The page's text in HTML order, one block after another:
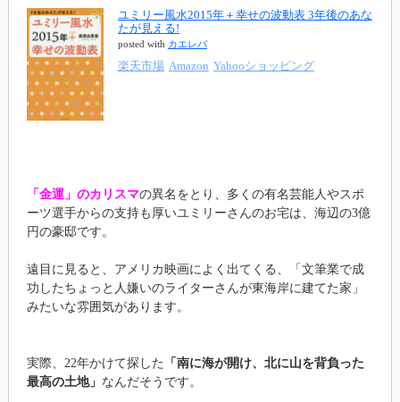
ユミリー風水2015年＋幸せの波動表 3年後のあな
たが見える!
posted with カエレバ
楽天市場 Amazon Yahooショッピング
「金運」のカリスマの異名をとり、多くの有名芸能人やスポ
ーツ選手からの支持も厚いユミリーさんのお宅は、海辺の3億
円の豪邸です。
遠目に見ると、アメリカ映画によく出てくる、「文筆業で成
功したちょっと人嫌いのライターさんが東海岸に建てた家」
みたいな雰囲気があります。
実際、22年かけて探した
「南に海が開け、北に山を背負った
最高の土地」 なんだそうです。